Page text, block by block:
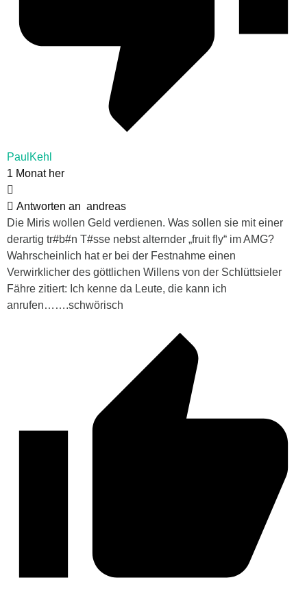
PaulKehl
1 Monat her
Antworten an andreas
Die Miris wollen Geld verdienen. Was sollen sie mit einer
derartig tr#b#n T#sse nebst alternder „fruit fly“ im AMG?
Wahrscheinlich hat er bei der Festnahme einen
Verwirklicher des göttlichen Willens von der Schlüttsieler
Fähre zitiert: Ich kenne da Leute, die kann ich
anrufen…….schwörisch